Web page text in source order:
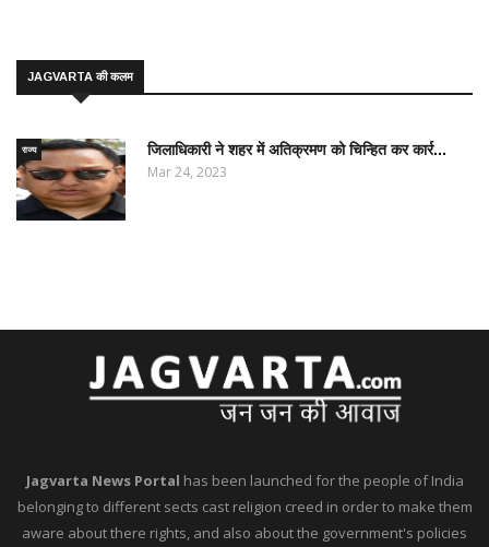
JAGVARTA की कलम
राज्य जिलाधिकारी ने शहर में अतिक्रमण को चिन्हित कर कार्र...
Mar 24, 2023
Jagvarta News Portal has been launched for the people of India
belonging to different sects cast religion creed in order to make them
aware about there rights, and also about the government's policies